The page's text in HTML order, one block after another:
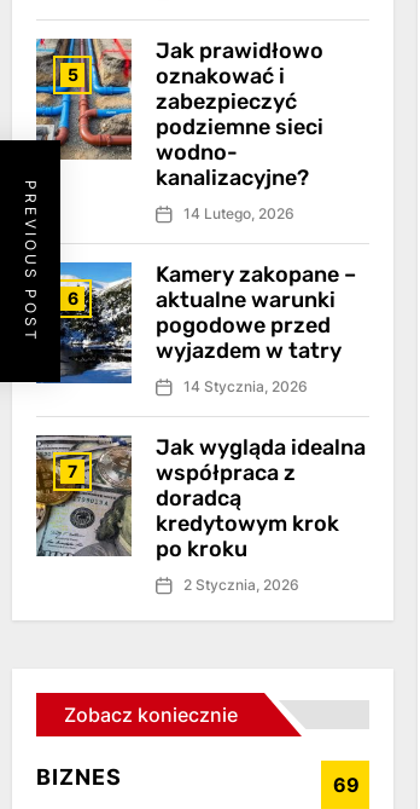
PREVIOUS POST
5
Jak prawidłowo
oznakować i
zabezpieczyć
podziemne sieci
wodno-
kanalizacyjne?
14 Lutego, 2026
6
Kamery zakopane –
aktualne warunki
pogodowe przed
wyjazdem w tatry
14 Stycznia, 2026
7
Jak wygląda idealna
współpraca z
doradcą
kredytowym krok
po kroku
2 Stycznia, 2026
Zobacz koniecznie
BIZNES 69